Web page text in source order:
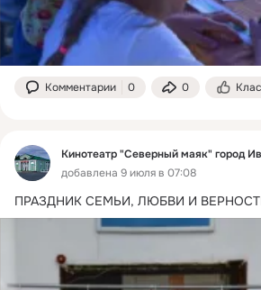
Комментарии 0 0
Кинотеатр "Северный маяк" город
добавлена 9 июля в 07:08
ПРАЗДНИК СЕМЬИ, ЛЮБВИ И